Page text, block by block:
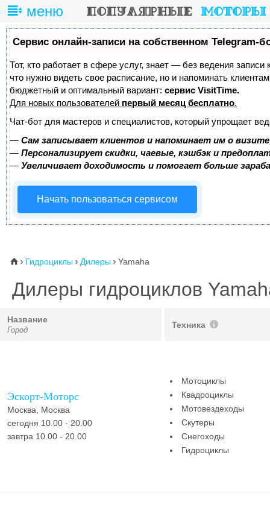
меню
Сервис онлайн-записи на собственном Telegram-
Тот, кто работает в сфере услуг, знает — без ведения записи
что нужно видеть свое расписание, но и напоминать
бюджетный и оптимальный вариант: сервис VisitTime.
Для новых пользователей первый месяц бесплатно.
Чат-бот для мастеров и специалистов, который упрощает
— Сам записывает клиентов и напоминает им о
— Персонализирует скидки, чаевые, кэшбэк и
— Увеличивает доходимость и помогает больше
Начать пользоваться сервисом
⌂  Гидроциклы  Дилеры  Yamaha
Дилеры гидроциклов
Название
Город
Техника
Эскорт-Моторс
Москва, Москва
сегодня 10.00 - 20.00
завтра 10.00 - 20.00
Мотоциклы
Квадроциклы
Мотовездеходы
Скутеры
Снегоходы
Гидроциклы